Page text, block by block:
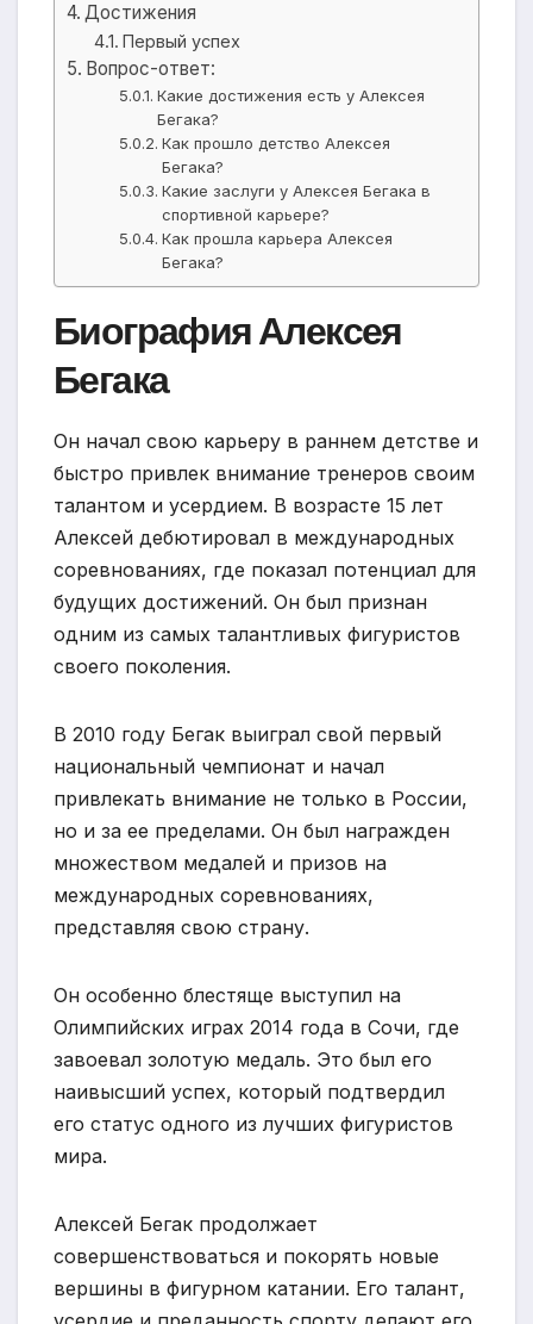
Достижения
Первый успех
Вопрос-ответ:
Какие достижения есть у Алексея
Бегака?
Как прошло детство Алексея
Бегака?
Какие заслуги у Алексея Бегака в
спортивной карьере?
Как прошла карьера Алексея
Бегака?
Биография Алексея
Бегака
Он начал свою карьеру в раннем детстве и
быстро привлек внимание тренеров своим
талантом и усердием. В возрасте 15 лет
Алексей дебютировал в международных
соревнованиях, где показал потенциал для
будущих достижений. Он был признан
одним из самых талантливых фигуристов
своего поколения.
В 2010 году Бегак выиграл свой первый
национальный чемпионат и начал
привлекать внимание не только в России,
но и за ее пределами. Он был награжден
множеством медалей и призов на
международных соревнованиях,
представляя свою страну.
Он особенно блестяще выступил на
Олимпийских играх 2014 года в Сочи, где
завоевал золотую медаль. Это был его
наивысший успех, который подтвердил
его статус одного из лучших фигуристов
мира.
Алексей Бегак продолжает
совершенствоваться и покорять новые
вершины в фигурном катании. Его талант,